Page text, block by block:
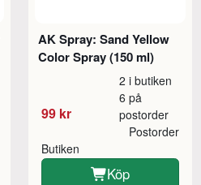
AK Spray: Sand Yellow
Color Spray (150 ml)
99 kr
2 i butiken
6 på
postorder
Butiken
Postorder
Köp